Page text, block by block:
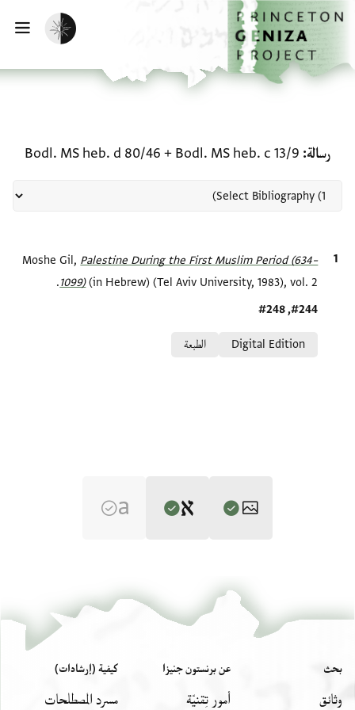
إلى المحتوى الرئيسي
الرئيسية
تفعيل الوضع المظلم
رسالة Bodl. MS heb. c 13/9
+
Bodl. MS heb. d 80/46
الاقتباس المرجعي Moshe Gil,Palestine During the First Muslim Period (634–
1099)‎(in Hebrew) (Tel Aviv University, 1983), vol. 2.
Location in source
#244, #248
Digital Edition
الطبعة
Palestine During the First Muslim Period (634–1099)‎
Hebrew) (Tel Aviv University, 1983), vol. 2.
[ ] וישועות קרובות
Bodl. MS heb. c 13/9 9 verso تكبير و تدوير
Bodl. MS heb. d 80/46 46 verso تكبير و تدوير
بحث
وثائق
عن برنستون جنيزا
أمور تِقنيّة
كيفية (إرشادات)
مسرد المصطلحات